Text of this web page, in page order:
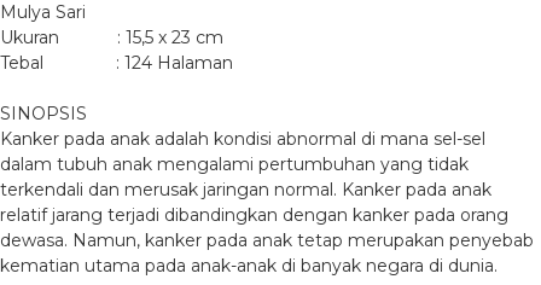
Mulya Sari
Ukuran : 15,5 x 23 cm
Tebal : 124 Halaman
SINOPSIS
Kanker pada anak adalah kondisi abnormal di mana sel-sel
dalam tubuh anak mengalami pertumbuhan yang tidak
terkendali dan merusak jaringan normal. Kanker pada anak
relatif jarang terjadi dibandingkan dengan kanker pada orang
dewasa. Namun, kanker pada anak tetap merupakan penyebab
kematian utama pada anak-anak di banyak negara di dunia.